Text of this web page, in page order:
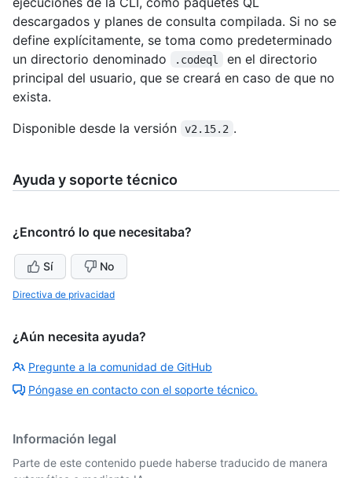
descargados y planes de consulta compilada. Si no se
define explícitamente, se toma como predeterminado
un directorio denominado
.codeql
en el directorio
principal del usuario, que se creará en caso de que no
exista.
Disponible desde la versión
v2.15.2 .
Ayuda y soporte técnico
¿Encontró lo que necesitaba?
Sí No
Directiva de privacidad
¿Aún necesita ayuda?
Pregunte a la comunidad de GitHub
Póngase en contacto con el soporte técnico.
Información legal
Parte de este contenido puede haberse traducido de manera